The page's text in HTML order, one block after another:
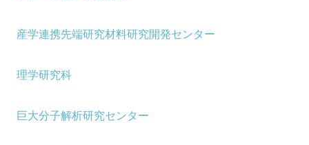
産学連携先端研究材料研究開発センター
理学研究科
巨大分子解析研究センター